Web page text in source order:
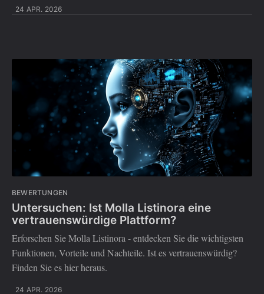
24 APR. 2026
BEWERTUNGEN
Untersuchen: Ist Molla Listinora eine
vertrauenswürdige Plattform?
Erforschen Sie Molla Listinora - entdecken Sie die wichtigsten
Funktionen, Vorteile und Nachteile. Ist es vertrauenswürdig?
Finden Sie es hier heraus.
24 APR. 2026